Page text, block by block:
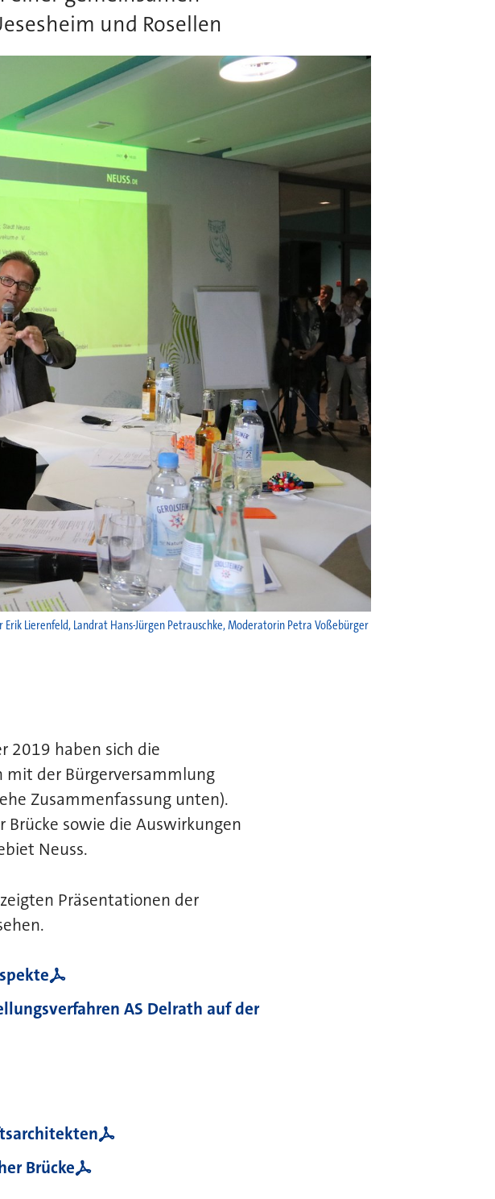
Lierenfeld, Landrat Hans-Jürgen Petrauschke, Moderatorin Petra Voßebürger
und Rosellen
2019 haben sich die
mit der Bürgerversammlung
Zusammenfassung unten).
sowie die Auswirkungen
Neuss.
Präsentationen der
AS Delrath auf der
Brücke